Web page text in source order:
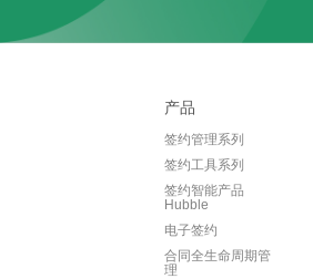
产品
签约管理系列
签约工具系列
签约智能产品
Hubble
电子签约
合同全生命周期管
理